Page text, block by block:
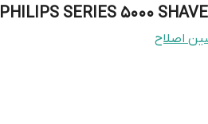
PHILIPS SERIES 5000
اصلاح